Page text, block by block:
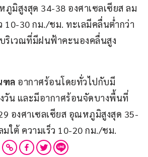
ภูมิสูงสุด 34-38 องศาเซลเซียส ลม
10-30 กม./ชม. ทะเลมีคลื่นต่ำกว่า
ริเวณที่มีฝนฟ้าคะนองคลื่นสูง
ฑล อากาศร้อนโดยทั่วไปกับมี
วัน และมีอากาศร้อนจัดบางพื้นที่
องศาเซลเซียส อุณหภูมิสูงสุด 35-
มใต้ ความเร็ว 10-20 กม./ชม.